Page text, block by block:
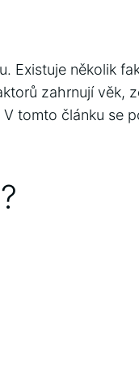
Existuje několik
zahrnují věk,
tomto článku se